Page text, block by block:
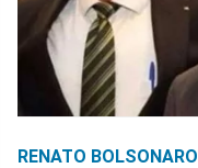
RENATO BOLSONARO